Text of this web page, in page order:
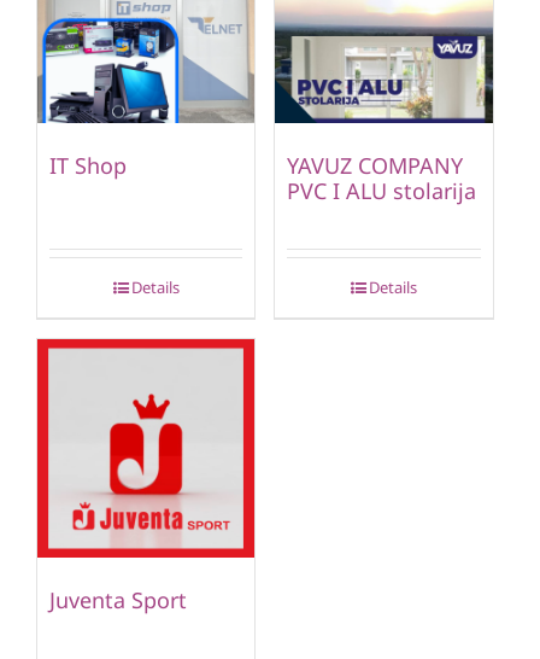
IT Shop
Details
YAVUZ COMPANY
PVC I ALU stolarija
Details
Juventa Sport